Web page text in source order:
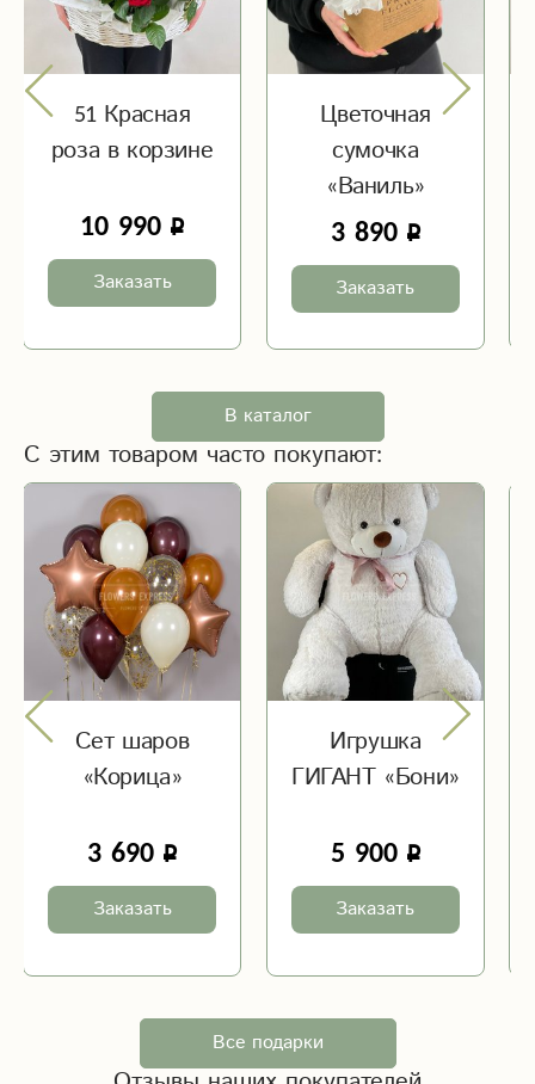
51 Красная
роза в корзине
10 990
Заказать
Цветочная
сумочка
«Ваниль»
3 890
Заказать
В каталог
С этим товаром часто покупают:
Сет шаров
«Корица»
3 690
Заказать
Игрушка
ГИГАНТ «Бони»
5 900
Заказать
Все подарки